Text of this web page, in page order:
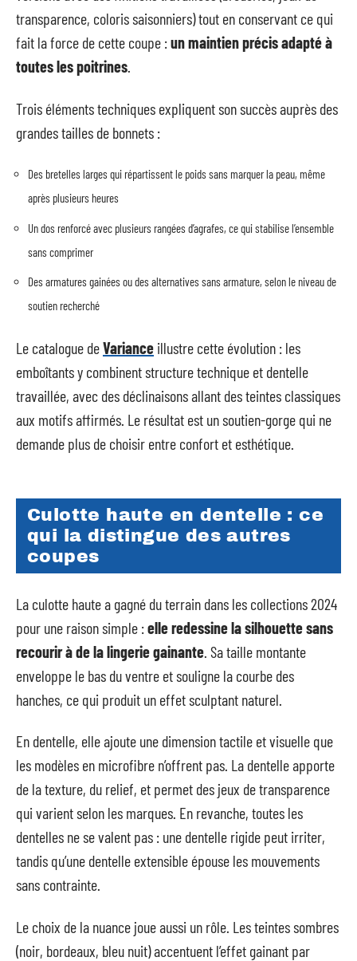
transparence, coloris saisonniers) tout en conservant ce qui
fait la force de cette coupe :un maintien précis adapté à
toutes les poitrines.
Trois éléments techniques expliquent son succès auprès des
grandes tailles de bonnets :
Des bretelles larges qui répartissent le poids sans marquer la peau, même
après plusieurs heures
Un dos renforcé avec plusieurs rangées d’agrafes, ce qui stabilise l’ensemble
sans comprimer
Des armatures gainées ou des alternatives sans armature, selon le niveau de
soutien recherché
Le catalogue deVariance illustre cette évolution : les
emboîtants y combinent structure technique et dentelle
travaillée, avec des déclinaisons allant des teintes classiques
aux motifs affirmés. Le résultat est un soutien-gorge qui ne
demande plus de choisir entre confort et esthétique.
Culotte haute en dentelle : ce
qui la distingue des autres
coupes
La culotte haute a gagné du terrain dans les collections 2024
pour une raison simple :elle redessine la silhouette sans
recourir à de la lingerie gainante . Sa taille montante
enveloppe le bas du ventre et souligne la courbe des
hanches, ce qui produit un effet sculptant naturel.
En dentelle, elle ajoute une dimension tactile et visuelle que
les modèles en microfibre n’offrent pas. La dentelle apporte
de la texture, du relief, et permet des jeux de transparence
qui varient selon les marques. En revanche, toutes les
dentelles ne se valent pas : une dentelle rigide peut irriter,
tandis qu’une dentelle extensible épouse les mouvements
sans contrainte.
Le choix de la nuance joue aussi un rôle. Les teintes sombres
(noir, bordeaux, bleu nuit) accentuent l’effet gainant par